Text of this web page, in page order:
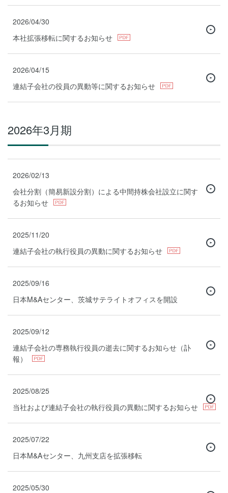
2026/04/30
本社拡張移転に関するお知らせ
2026/04/15
連結子会社の役員の異動等に関するお知らせ
2026年3月期
2026/02/13
会社分割（簡易新設分割）による中間持株会社設立に関す
るお知らせ
2025/11/20
連結子会社の執行役員の異動に関するお知らせ
2025/09/16
日本M&Aセンター、茨城サテライトオフィスを開設
2025/09/12
連結子会社の専務執行役員の逝去に関するお知らせ（訃
報）
2025/08/25
当社および連結子会社の執行役員の異動に関するお知らせ
2025/07/22
日本M&Aセンター、九州支店を拡張移転
2025/05/30